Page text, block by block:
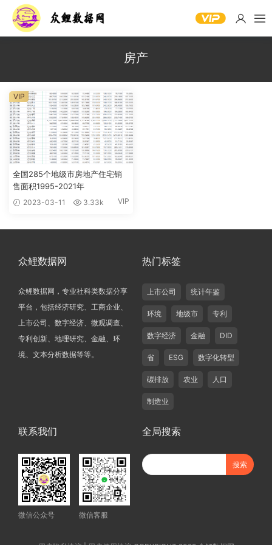
房产
全国285个地级市房地产住宅销
售面积1995-2021年
2023-03-11 3.33k VIP
VIP
众鲤数据网
众鲤数据网，专业社科类数据分享
平台，包括经济研究、工商企业、
上市公司、数字经济、微观调查、
专利创新、地理研究、金融、环
境、文本分析数据等等。
热门标签
上市公司 统计年鉴
环境 地级市 专利
数字经济 金融 DID
省 ESG 数字化转型
碳排放 农业 人口
制造业
联系我们
微信公众号 微信客服
全局搜索